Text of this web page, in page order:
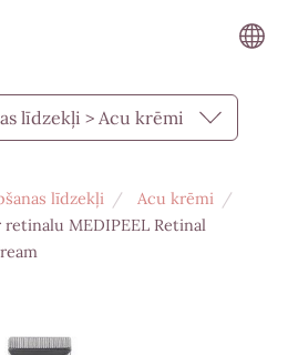
līdzekļi > Acu krēmi
līdzekļi
Acu krēmi
MEDIPEEL Retinal